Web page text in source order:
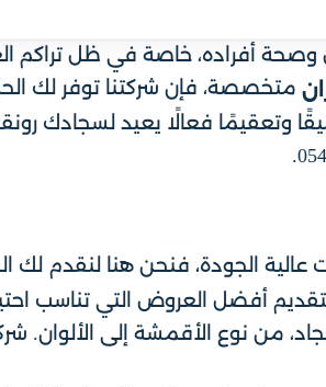
أفراده، خاصة في ظل تراكم
متخصصة، فإن شركتنا توفر لك
وتعقيمًا فعالًا يعيد لسجادك
الجودة، فنحن هنا لنقدم
أفضل العروض التي تناسب
من نوع الأقمشة إلى الألوان.